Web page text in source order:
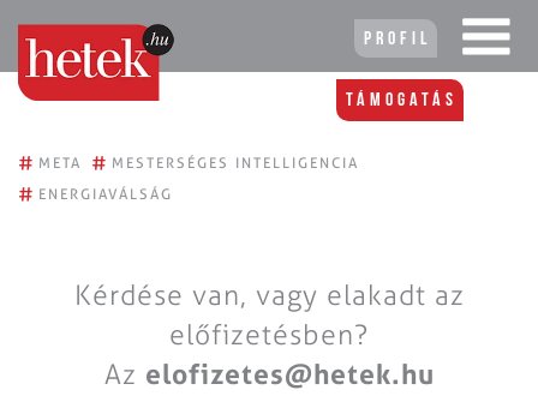
Profil
Támogatás
# META # MESTERSÉGES INTELLIGENCIA
# ENERGIAVÁLSÁG
Kérdése van, vagy elakadt az
előfizetésben?
Az elofizetes@hetek.hu